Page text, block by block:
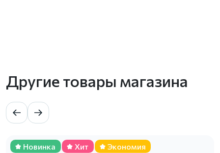
Другие товары магазина
Новинка Хит Экономия